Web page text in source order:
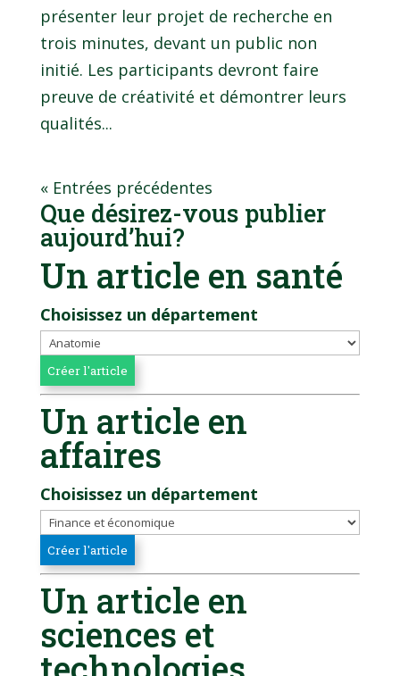
présenter leur projet de recherche en
trois minutes, devant un public non
initié. Les participants devront faire
preuve de créativité et démontrer leurs
qualités...
« Entrées précédentes
Que désirez-vous publier
aujourd’hui?
Un article en santé
Choisissez un département
Un article en
affaires
Choisissez un département
Un article en
sciences et